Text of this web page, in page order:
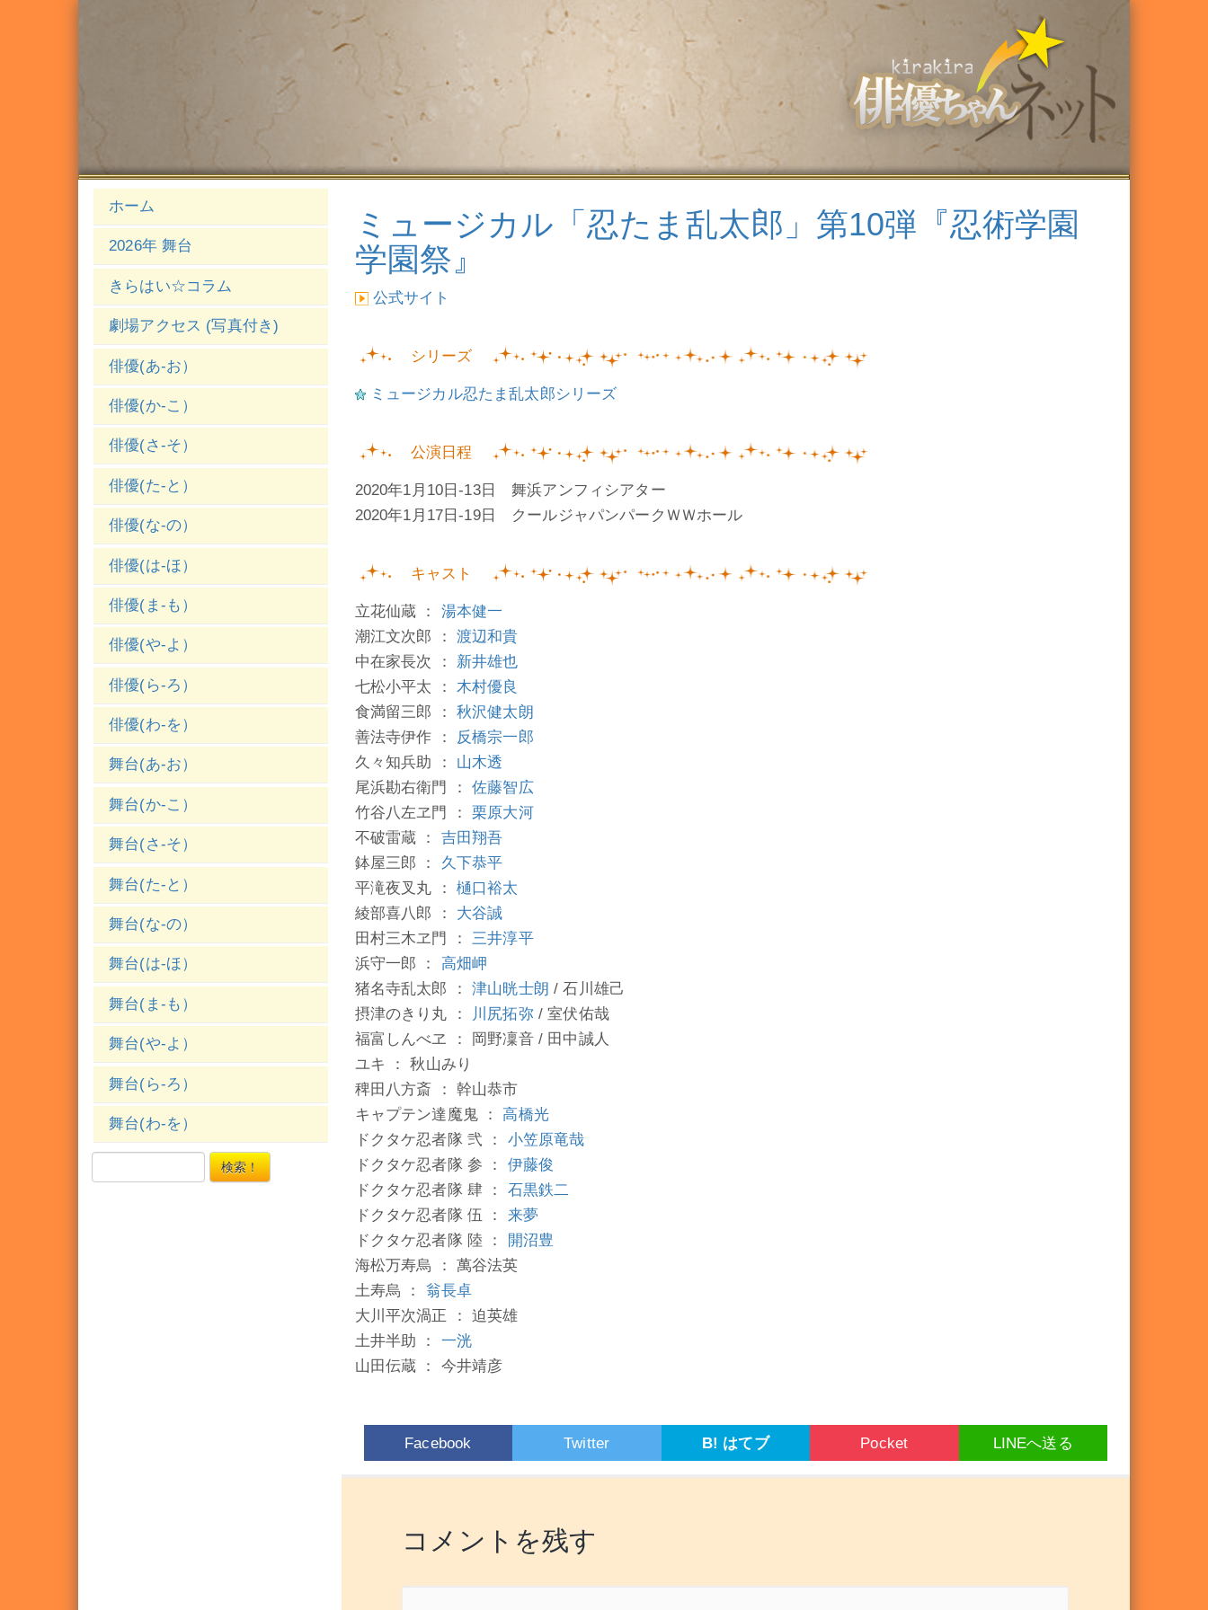
ミュージカル「忍たま乱太郎」第10弾『忍術学園
学園祭』
公式サイト
シリーズ
ミュージカル忍たま乱太郎シリーズ
公演日程
2020年1月10日-13日 舞浜アンフィシアター
2020年1月17日-19日 クールジャパンパークＷＷホール
キャスト
立花仙蔵 ： 湯本健一
潮江文次郎 ： 渡辺和貴
中在家長次 ： 新井雄也
七松小平太 ： 木村優良
食満留三郎 ： 秋沢健太朗
善法寺伊作 ：
反橋宗一郎
久々知兵助 ： 山木透
尾浜勘右衛門 ：佐藤智広
竹谷八左ヱ門 ：栗原大河
不破雷蔵 ： 吉田翔吾
鉢屋三郎 ： 久下恭平
平滝夜叉丸 ： 樋口裕太
綾部喜八郎 ： 大谷誠
田村三木ヱ門 ：三井淳平
浜守一郎 ： 高畑岬
猪名寺乱太郎 ：津山晄士朗 / 石川雄己
摂津のきり丸 ：
川尻拓弥 / 室伏佑哉
福富しんべヱ ： 岡野凜音 / 田中誠人
ユキ ： 秋山みり
稗田八方斎 ： 幹山恭市
キャプテン達魔鬼 ：高橋光
ドクタケ忍者隊 弐 ： 小笠原竜哉
ドクタケ忍者隊 参 ： 伊藤俊
ドクタケ忍者隊 肆 ： 石黒鉄二
ドクタケ忍者隊 伍 ： 来夢
ドクタケ忍者隊 陸 ：
開沼豊
海松万寿烏 ： 萬谷法英
土寿烏 ： 翁長卓
大川平次渦正 ： 迫英雄
土井半助 ： 一洸
山田伝蔵 ： 今井靖彦
Facebook Twitter B! はてブ Pocket LINEへ送る
コメントを残す
ホーム
2026年 舞台
きらはい☆コラム
劇場アクセス (写真付き)
俳優(あ-お）
俳優(か-こ）
俳優(さ-そ）
俳優(た-と）
俳優(な-の）
俳優(は-ほ）
俳優(ま-も）
俳優(や-よ）
俳優(ら-ろ）
俳優(わ-を）
舞台(あ-お）
舞台(か-こ）
舞台(さ-そ）
舞台(た-と）
舞台(な-の）
舞台(は-ほ）
舞台(ま-も）
舞台(や-よ）
舞台(ら-ろ）
舞台(わ-を）
検索！